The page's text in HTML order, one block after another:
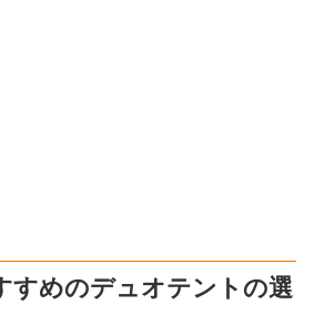
すめのデュオテントの選